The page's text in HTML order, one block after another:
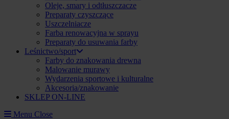
Oleje, smary i odtłuszczacze
Preparaty czyszczące
Uszczelniacze
Farba renowacyjna w sprayu
Preparaty do usuwania farby
Leśnictwo/sport
Farby do znakowania drewna
Malowanie murawy
Wydarzenia sportowe i kulturalne
Akcesoria/znakowanie
SKLEP ON-LINE
Menu Close